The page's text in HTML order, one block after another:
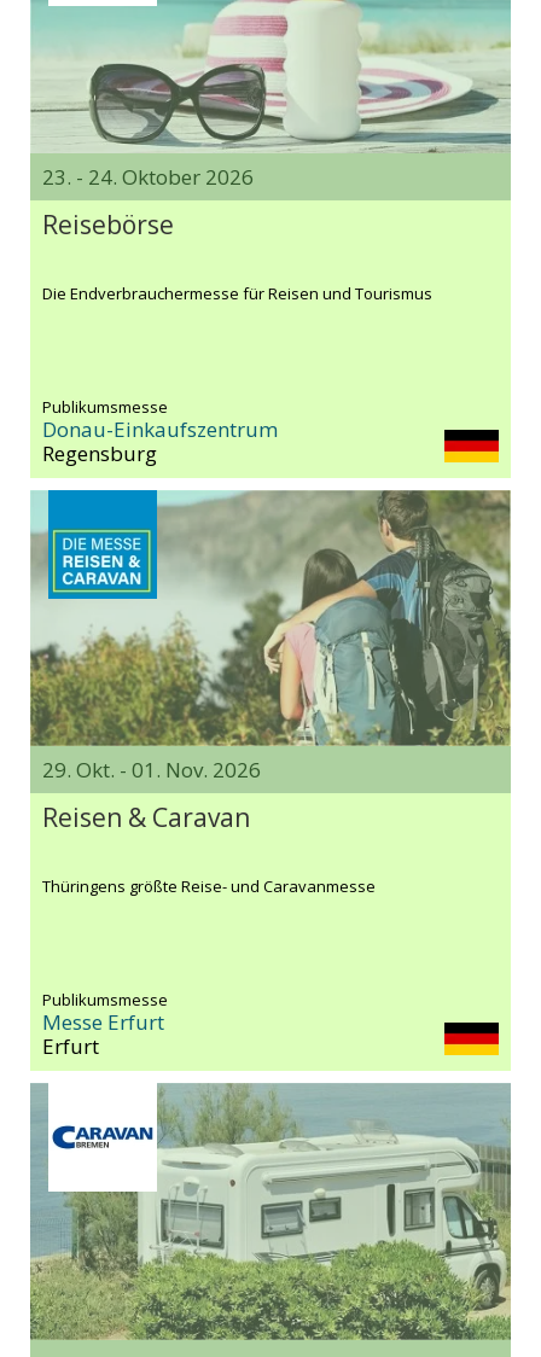
23. - 24. Oktober 2026
Reisebörse
Die Endverbrauchermesse für Reisen und Tourismus
Publikumsmesse
Donau-Einkaufszentrum
Regensburg
29. Okt. - 01. Nov. 2026
Reisen & Caravan
Thüringens größte Reise- und Caravanmesse
Publikumsmesse
Messe Erfurt
Erfurt